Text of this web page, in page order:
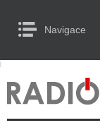
Navigace
RADIA
TELEVIZE
to Content